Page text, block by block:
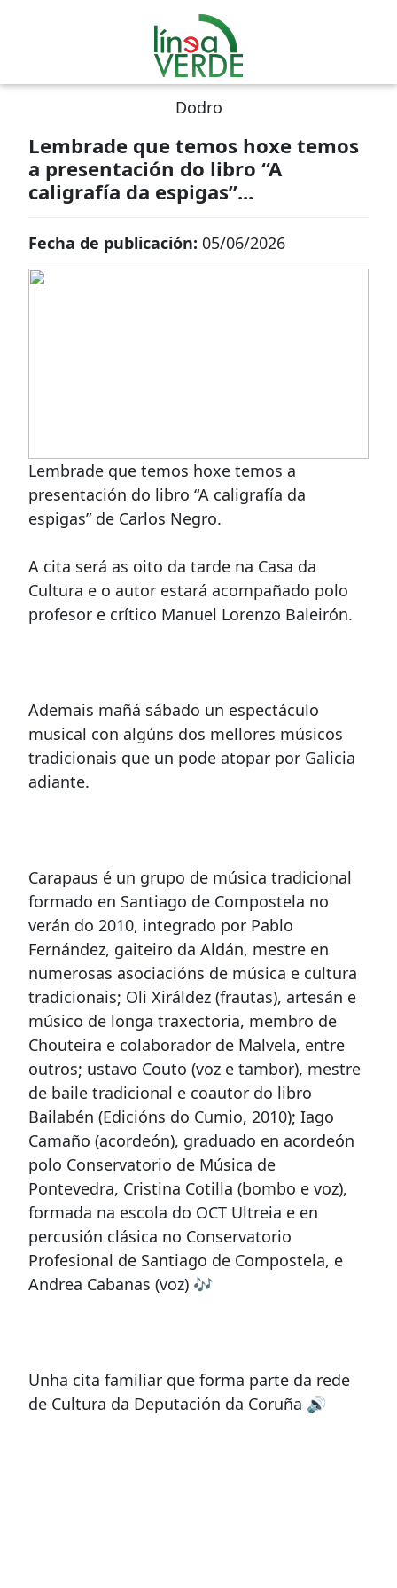
Dodro
Lembrade que temos hoxe temos
a presentación do libro “A
caligrafía da espigas”...
Fecha de publicación: 05/06/2026
Lembrade que temos hoxe temos a
presentación do libro “A caligrafía da
espigas” de Carlos Negro.
A cita será as oito da tarde na Casa da
Cultura e o autor estará acompañado polo
profesor e crítico Manuel Lorenzo Baleirón.
Ademais mañá sábado un espectáculo
musical con algúns dos mellores músicos
tradicionais que un pode atopar por Galicia
adiante.
Carapaus é un grupo de música tradicional
formado en Santiago de Compostela no
verán do 2010, integrado por Pablo
Fernández, gaiteiro da Aldán, mestre en
numerosas asociacións de música e cultura
tradicionais; Oli Xiráldez (frautas), artesán e
músico de longa traxectoria, membro de
Chouteira e colaborador de Malvela, entre
outros; ustavo Couto (voz e tambor), mestre
de baile tradicional e coautor do libro
Bailabén (Edicións do Cumio, 2010); Iago
Camaño (acordeón), graduado en acordeón
polo Conservatorio de Música de
Pontevedra, Cristina Cotilla (bombo e voz),
formada na escola do OCT Ultreia e en
percusión clásica no Conservatorio
Profesional de Santiago de Compostela, e
Andrea Cabanas (voz) 🎶
Unha cita familiar que forma parte da rede
de Cultura da Deputación da Coruña 🔊